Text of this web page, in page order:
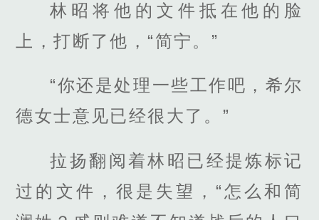
林昭将他的文件抵在他的脸
上，打断了他，“简宁。”
“你还是处理一些工作吧，希尔
德女士意见已经很大了。”
拉扬翻阅着林昭已经提炼标记
过的文件，很是失望，“怎么和简